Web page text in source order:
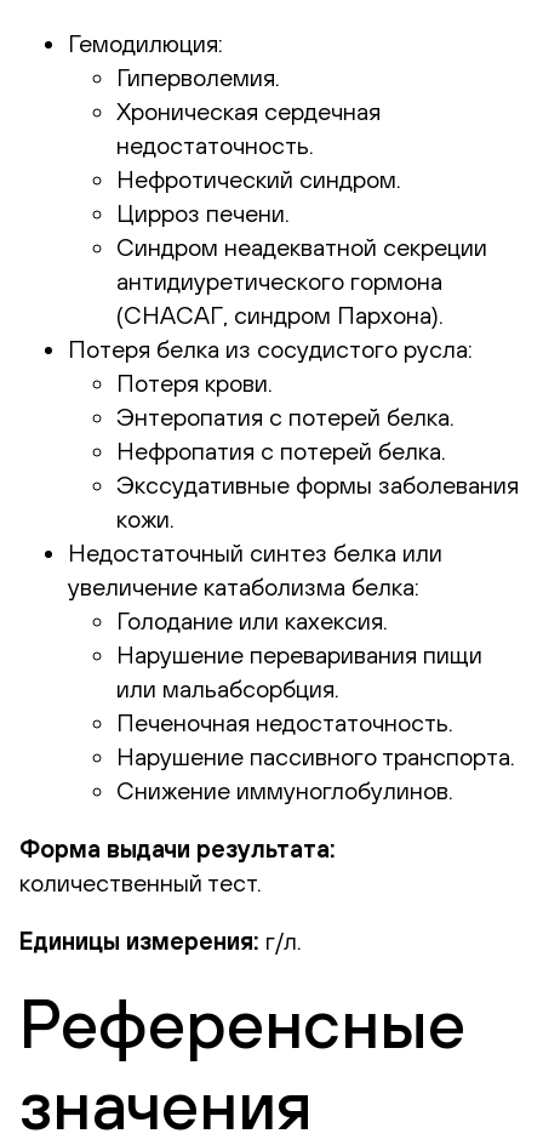
Гемодилюция:
Гиперволемия.
Хроническая сердечная
недостаточность.
Нефротический синдром.
Цирроз печени.
Синдром неадекватной секреции
антидиуретического гормона
(СНАСАГ, синдром Пархона).
Потеря белка из сосудистого русла:
Потеря крови.
Энтеропатия с потерей белка.
Нефропатия с потерей белка.
Экссудативные формы заболевания
кожи.
Недостаточный синтез белка или
увеличение катаболизма белка:
Голодание или кахексия.
Нарушение переваривания пищи
или мальабсорбция.
Печеночная недостаточность.
Нарушение пассивного транспорта.
Снижение иммуноглобулинов.
Форма выдачи результата:
количественный тест.
Единицы измерения: г/л.
Референсные
значения